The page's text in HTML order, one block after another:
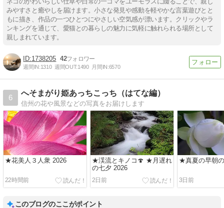
みやすさと癒やしを届けます。小さな発見や感動を軽やかな言葉遊びとと
もに描き、作品の一つひとつにやさしい空気感が漂います。クリックやラ
ンキングを通じて、愛猫との暮らしの魅力に気軽に触れられる場所として
親しまれています。
1738205 42
週間IN:1310 週間OUT:1490 月間IN:6570
6
へそまがり姫あっちこっち（はてな編）
信州の花や風景などの写真をお届けします
★花美人３人衆 2026
22時間前
★渓流とキノコ🍄 ★月遅れ
の七夕 2026
2日前
★真夏の早朝
3日前
このブログのここがポイント